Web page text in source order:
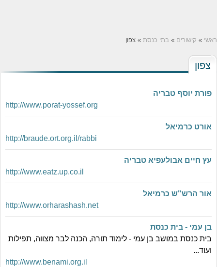
ראשי » קישורים » בתי כנסת » צפון
צפון
פורת יוסף טבריה
http://www.porat-yossef.org
אורט כרמיאל
http://braude.ort.org.il/rabbi
עץ חיים אבולעפיא טבריה
http://www.eatz.up.co.il
אור הרש"ש כרמיאל
http://www.orharashash.net
בן עמי - בית כנסת
בית כנסת במושב בן עמי - לימוד תורה, הכנה לבר מצווה, תפילות
ועוד...
http://www.benami.org.il